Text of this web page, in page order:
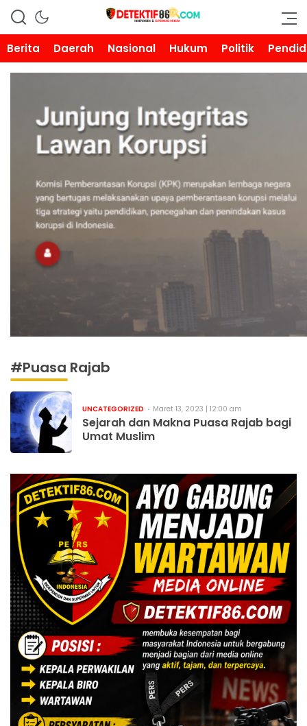
DETEKTIF86.COM
Berita
Daerah Nasional Hukum Politik
#Puasa Rajab
UNCATEGORIZED Maret 13, 2023 | 12:00 am
Sejarah dan Makna Puasa Rajab bagi
Umat Muslim